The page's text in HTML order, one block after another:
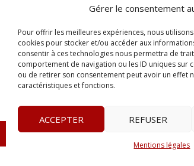
Gérer le consentement
Pour offrir les meilleures expériences, nous
cookies pour stocker et/ou accéder aux
consentir à ces technologies nous permettra de
comportement de navigation ou les ID uniques sur
ou de retirer son consentement peut avoir un effet
caractéristiques et fonctions.
ACCEPTER REFUSER
Mentions légales
© 2023Le Probant